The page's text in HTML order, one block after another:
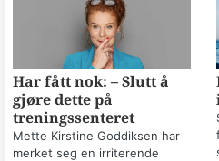
Har fått nok: – Slutt å
gjøre dette på
treningssenteret
Mette Kirstine Goddiksen har
merket seg en irriterende